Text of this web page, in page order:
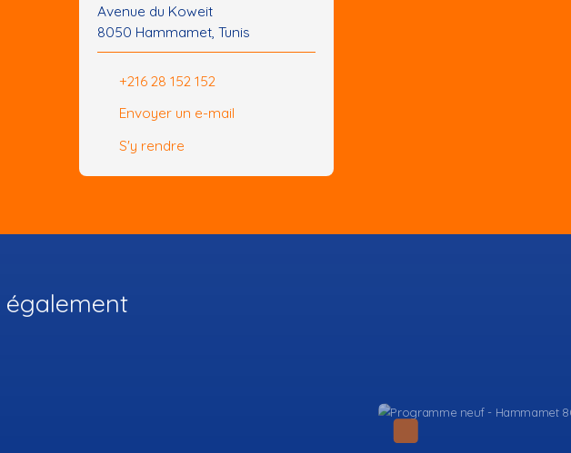
Avenue du Koweit
8050 Hammamet, Tunis
+216 28 152 152
Envoyer un e-mail
S'y rendre
également